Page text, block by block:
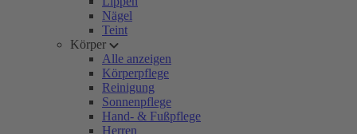
Nägel
Teint
Körper
Alle anzeigen
Körperpflege
Reinigung
Sonnenpflege
Hand- & Fußpflege
Herren